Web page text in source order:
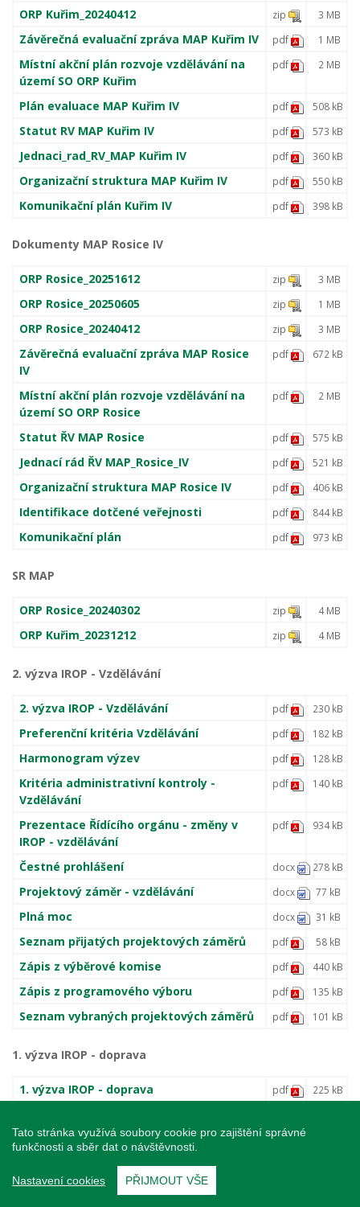
ORP Kuřim_20240412 zip 3 MB
Závěrečná evaluační zpráva MAP Kuřim IV pdf 1 MB
Místní akční plán rozvoje vzdělávání na
území SO ORP Kuřim
pdf 2 MB
Plán evaluace MAP Kuřim IV pdf 508 kB
Statut RV MAP Kuřim IV pdf 573 kB
Jednaci_rad_RV_MAP Kuřim IV pdf 360 kB
Organizační struktura MAP Kuřim IV pdf 550 kB
Komunikační plán Kuřim IV pdf 398 kB
Dokumenty MAP Rosice IV
ORP Rosice_20251612 zip 3 MB
ORP Rosice_20250605 zip 1 MB
ORP Rosice_20240412 zip 3 MB
Závěrečná evaluační zpráva MAP Rosice
IV
pdf 672 kB
Místní akční plán rozvoje vzdělávání na
území SO ORP Rosice
pdf 2 MB
Statut ŘV MAP Rosice pdf 575 kB
Jednací rád ŘV MAP_Rosice_IV pdf 521 kB
Organizační struktura MAP Rosice IV pdf 406 kB
Identifikace dotčené veřejnosti pdf 844 kB
Komunikační plán pdf 973 kB
SR MAP
ORP Rosice_20240302 zip 4 MB
ORP Kuřim_20231212 zip 4 MB
2. výzva IROP - Vzdělávání
2. výzva IROP - Vzdělávání pdf 230 kB
Preferenční kritéria Vzdělávání pdf 182 kB
Harmonogram výzev pdf 128 kB
Kritéria administrativní kontroly -
Vzdělávání
pdf 140 kB
Prezentace Řídícího orgánu - změny v
IROP - vzdělávání
pdf 934 kB
Čestné prohlášení docx 278 kB
Projektový záměr - vzdělávání docx 77 kB
Plná moc docx 31 kB
Seznam přijatých projektových záměrů pdf 58 kB
Zápis z výběrové komise pdf 440 kB
Zápis z programového výboru pdf 135 kB
Seznam vybraných projektových záměrů pdf 101 kB
1. výzva IROP - doprava
1. výzva IROP - doprava pdf 225 kB
Preferenční kritéria - doprava pdf
Kritéria administrativní kontroly -
doprava
Tato stránka využívá soubory cookie pro zajištění správné
funkčnosti a sběr dat o návštěvnosti.
Nastavení cookies PŘIJMOUT VŠE